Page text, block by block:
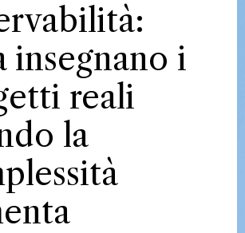
insegnano i
reali
la